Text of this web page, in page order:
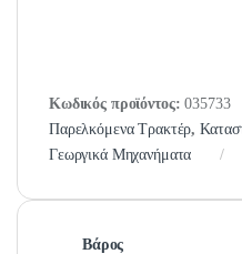
Κωδικός προϊόντος:035733
Παρελκόμενα Τρακτέρ,
Γεωργικά Μηχανήματα
Βάρος